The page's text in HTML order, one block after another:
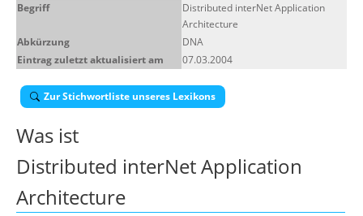
Begriff
Distributed interNet Application
Architecture
Abkürzung
DNA
Eintrag zuletzt aktualisiert am
07.03.2004
Zur Stichwortliste unseres Lexikons
Was ist
Distributed interNet Application
Architecture